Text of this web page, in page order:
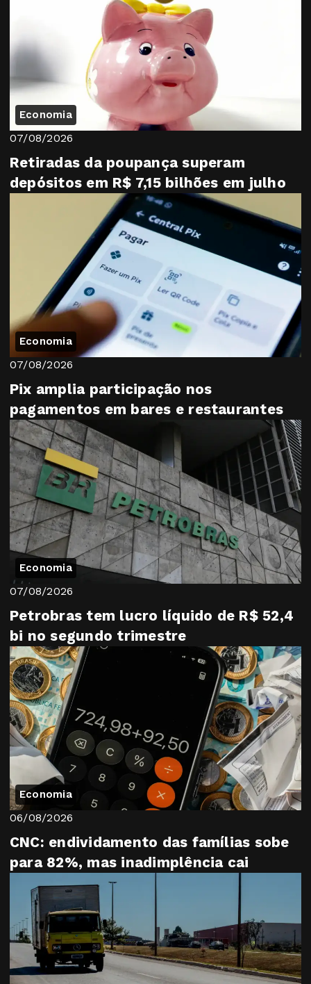
Economia
07/08/2026
Retiradas da poupança superam
depósitos em R$ 7,15 bilhões em julho
Economia
07/08/2026
Pix amplia participação nos
pagamentos em bares e restaurantes
Economia
07/08/2026
Petrobras tem lucro líquido de R$ 52,4
bi no segundo trimestre
Economia
06/08/2026
CNC: endividamento das famílias sobe
para 82%, mas inadimplência cai